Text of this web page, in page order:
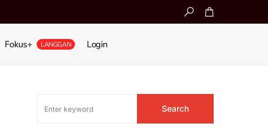
Fokus+ LANGGAN Login
Search